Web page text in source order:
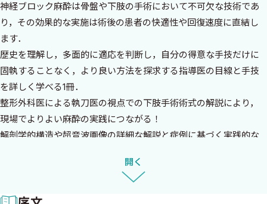
神経ブロック麻酔は骨盤や下肢の手術において不可欠な技術であ
り，その効果的な実施は術後の患者の快適性や回復速度に直結し
ます．
歴史を理解し，多面的に適応を判断し，自分の得意な手技だけに
固執することなく，より良い方法を探求する指導医の目線と手技
を詳しく学べる1冊．
整形外科医による執刀医の視点での下肢手術術式の解説により，
現場でよりよい麻酔の実践につながる！
解剖学的構造や超音波画像の詳細な解説と症例に基づく実践的な
開く